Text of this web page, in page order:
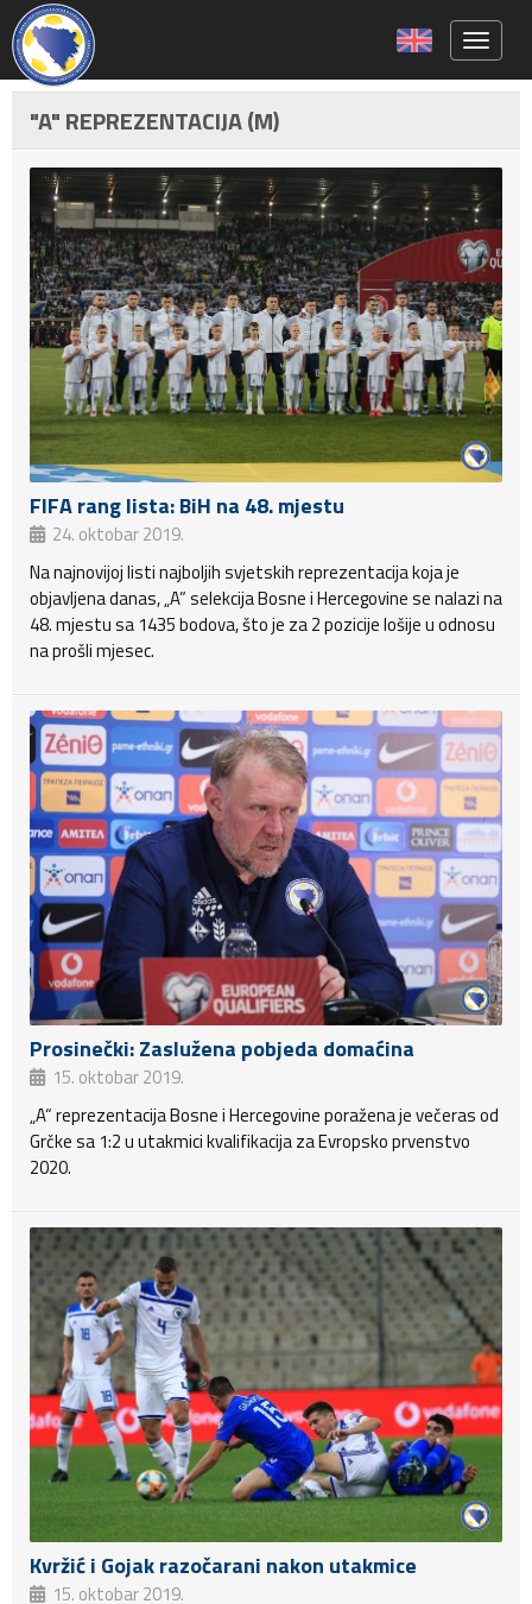
"A" REPREZENTACIJA (M)
FIFA rang lista: BiH na 48. mjestu
24. oktobar 2019.
Na najnovijoj listi najboljih svjetskih reprezentacija koja je
objavljena danas, „A” selekcija Bosne i Hercegovine se nalazi na
48. mjestu sa 1435 bodova, što je za 2 pozicije lošije u odnosu
na prošli mjesec.
Prosinečki: Zaslužena pobjeda domaćina
15. oktobar 2019.
„A“ reprezentacija Bosne i Hercegovine poražena je večeras od
Grčke sa 1:2 u utakmici kvalifikacija za Evropsko prvenstvo
2020.
Kvržić i Gojak razočarani nakon utakmice
15. oktobar 2019.